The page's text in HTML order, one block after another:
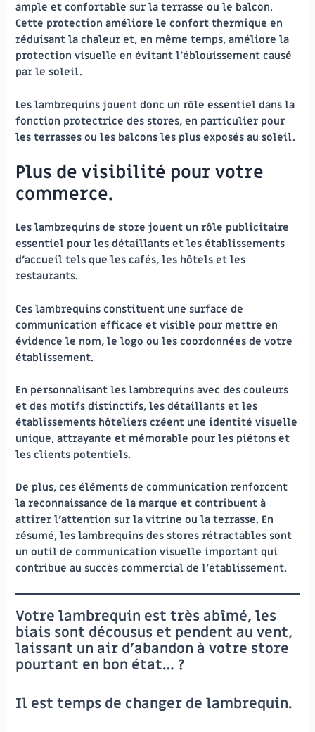
ample et confortable sur la terrasse ou le balcon.
Cette protection améliore le confort thermique en
réduisant la chaleur et, en même temps, améliore la
protection visuelle en évitant l’éblouissement causé
par le soleil.
Les lambrequins jouent donc un rôle essentiel dans la
fonction protectrice des stores, en particulier pour
les terrasses ou les balcons les plus exposés au soleil.
Plus de visibilité pour votre
commerce.
Les lambrequins de store jouent un rôle publicitaire
essentiel pour les détaillants et les établissements
d’accueil tels que les cafés, les hôtels et les
restaurants.
Ces lambrequins constituent une surface de
communication efficace et visible pour mettre en
évidence le nom, le logo ou les coordonnées de votre
établissement.
En personnalisant les lambrequins avec des couleurs
et des motifs distinctifs, les détaillants et les
établissements hôteliers créent une identité visuelle
unique, attrayante et mémorable pour les piétons et
les clients potentiels.
De plus, ces éléments de communication renforcent
la reconnaissance de la marque et contribuent à
attirer l’attention sur la vitrine ou la terrasse. En
résumé, les lambrequins des stores rétractables sont
un outil de communication visuelle important qui
contribue au succès commercial de l’établissement.
Votre lambrequin est très abîmé, les
biais sont décousus et pendent au vent,
laissant un air d’abandon à votre store
pourtant en bon état… ?
Il est temps de changer de lambrequin.